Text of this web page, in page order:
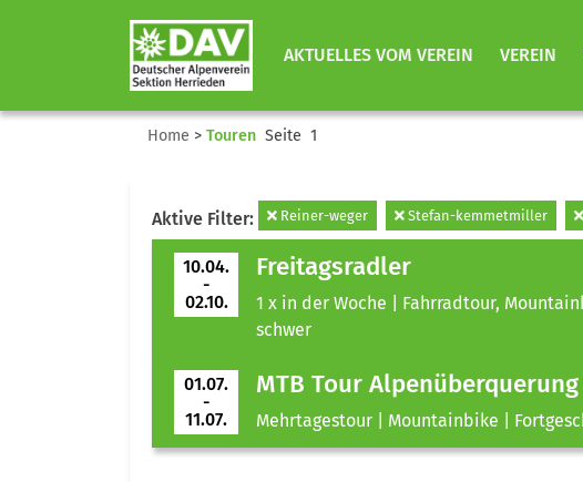
AKTUELLES VOM VEREIN VEREIN
Home > Touren Seite 1
Aktive Filter: Reiner-weger Stefan-kemmetmiller
10.04.
-
02.10.
Freitagsradler
1 x in der Woche | Fahrradtour,
schwer
01.07.
-
11.07.
MTB Tour Alpenüberquerung
Mehrtagestour | Mountainbike |